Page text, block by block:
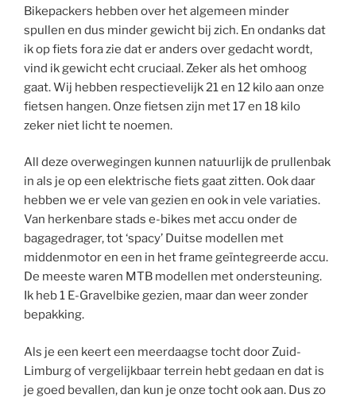
Bikepackers hebben over het algemeen minder
spullen en dus minder gewicht bij zich. En ondanks dat
ik op fiets fora zie dat er anders over gedacht wordt,
vind ik gewicht echt cruciaal. Zeker als het omhoog
gaat. Wij hebben respectievelijk 21 en 12 kilo aan onze
fietsen hangen. Onze fietsen zijn met 17 en 18 kilo
zeker niet licht te noemen.
All deze overwegingen kunnen natuurlijk de prullenbak
in als je op een elektrische fiets gaat zitten. Ook daar
hebben we er vele van gezien en ook in vele variaties.
Van herkenbare stads e-bikes met accu onder de
bagagedrager, tot ‘spacy’ Duitse modellen met
middenmotor en een in het frame geïntegreerde accu.
De meeste waren MTB modellen met ondersteuning.
Ik heb 1 E-Gravelbike gezien, maar dan weer zonder
bepakking.
Als je een keert een meerdaagse tocht door Zuid-
Limburg of vergelijkbaar terrein hebt gedaan en dat is
je goed bevallen, dan kun je onze tocht ook aan. Dus zo